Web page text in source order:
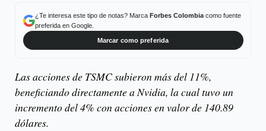
¿Te interesa este tipo de notas? Marca Forbes Colombiacomo fuente
preferida en Google.
Marcar como preferida
Las acciones de TSMC subieron más del 11%,
beneficiando directamente a Nvidia, la cual tuvo un
incremento del 4% con acciones en valor de 140.89
dólares.